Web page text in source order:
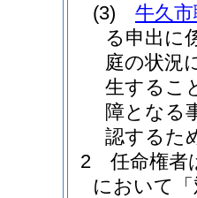
(3)
牛久
る申出に
庭の状況
生するこ
障となる
認するた
2
任命権者
において